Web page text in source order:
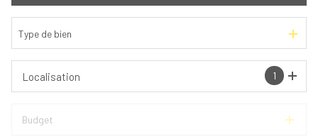
Type de bien
1
Localisation
Budget